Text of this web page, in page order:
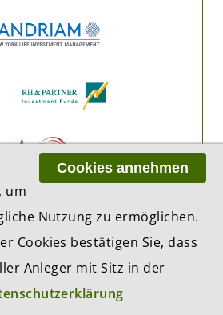
Cookies annehmen
um
Nutzung zu ermöglichen.
Cookies bestätigen Sie, dass
Anleger mit Sitz in der